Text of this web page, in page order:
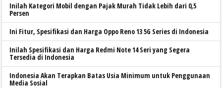
Inilah Kategori Mobil dengan Pajak Murah Tidak Lebih dari 0,5
Persen
Ini Fitur, Spesifikasi dan Harga Oppo Reno 13 5G Series di Indonesia
Inilah Spesifikasi dan Harga Redmi Note 14 Seri yang Segera
Tersedia di Indonesia
Indonesia Akan Terapkan Batas Usia Minimum untuk Penggunaan
Media Sosial